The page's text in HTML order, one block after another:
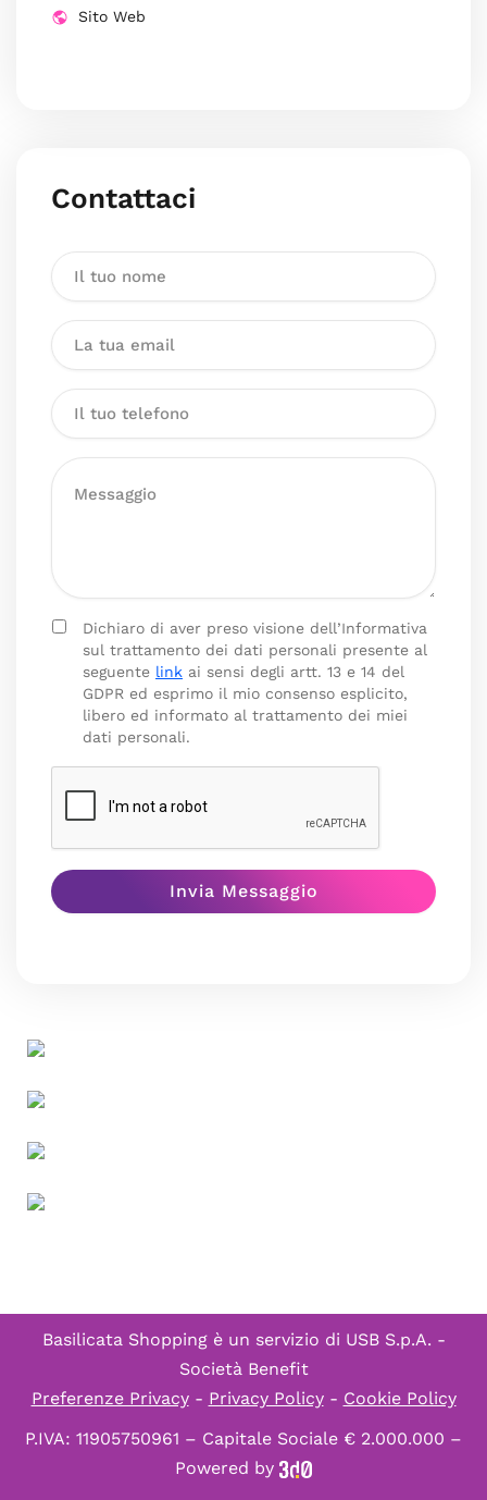
Sito Web
Contattaci
Dichiaro di aver preso visione dell’Informativa
sul trattamento dei dati personali presente al
seguente link ai sensi degli artt. 13 e 14 del
GDPR ed esprimo il mio consenso esplicito,
libero ed informato al trattamento dei miei
dati personali.
Basilicata Shopping è un servizio di USB S.p.A. -
Società Benefit
Preferenze Privacy- Privacy Policy- Cookie Policy
P.IVA: 11905750961 – Capitale Sociale € 2.000.000 –
Powered by